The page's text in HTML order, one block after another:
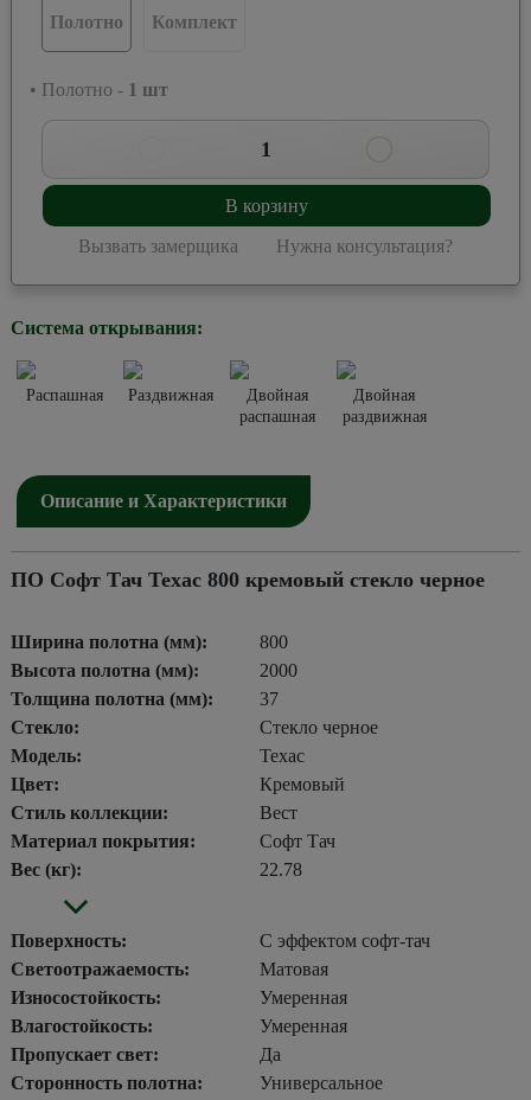
Полотно Комплект
• Полотно - 1 шт
1
В корзину
Вызвать замерщика Нужна консультация?
Система открывания:
Распашная Раздвижная
Двойная
распашная
Двойная
раздвижная
Описание и Характеристики
ПО Софт Тач Техас 800 кремовый стекло черное
Ширина полотна (мм):
800
Высота полотна (мм):
2000
Толщина полотна (мм):
37
Стекло:
Стекло черное
Модель:
Техас
Цвет:
Кремовый
Стиль коллекции:
Вест
Материал покрытия:
Софт Тач
Вес (кг):
22.78
Поверхность:
С эффектом софт-тач
Светоотражаемость:
Матовая
Износостойкость:
Умеренная
Влагостойкость:
Умеренная
Пропускает свет:
Да
Сторонность полотна:
Универсальное